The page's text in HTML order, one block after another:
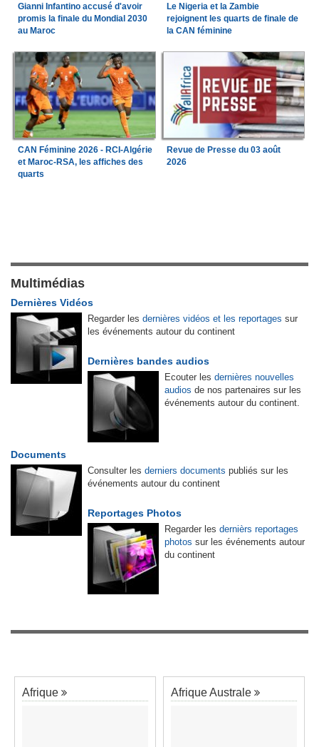
Gianni Infantino accusé d'avoir
promis la finale du Mondial 2030
au Maroc
Le Nigeria et la Zambie
rejoignent les quarts de finale de
la CAN féminine
CAN Féminine 2026 - RCI-Algérie
et Maroc-RSA, les affiches des
quarts
Revue de Presse du 03 août
2026
Multimédias
Dernières Vidéos
Regarder les dernières vidéos et les reportages sur
les événements autour du continent
Dernières bandes audios
Ecouter les dernières nouvelles
audios de nos partenaires sur les
événements autour du continent.
Documents
Consulter les derniers documents publiés sur les
événements autour du continent
Reportages Photos
Regarder les dernièrs reportages
photos sur les événements autour
du continent
Afrique Afrique Australe